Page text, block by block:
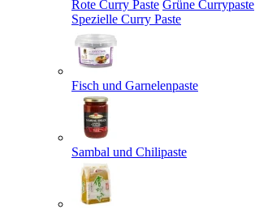
Rote Curry Paste Grüne Currypaste
Spezielle Curry Paste
Fisch und Garnelenpaste
Sambal und Chilipaste